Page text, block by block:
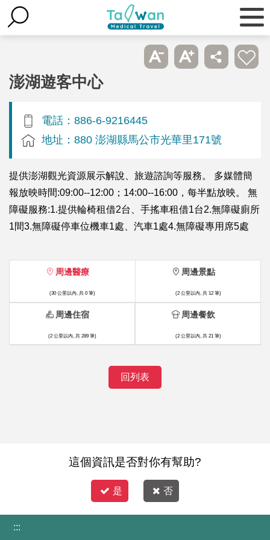
澎湖遊客中心
電話：886-6-9216445
地址：880 澎湖縣馬公市光華里171號
提供澎湖觀光資源展示解說、旅遊諮詢等服務。 多媒體簡
報放映時間:09:00--12:00；14:00--16:00，每半點放映。 無
障礙服務:1.提供輪椅租借2台、手搖車租借1台2.無障礙廁所
1間3.無障礙停車位機車1處、汽車1處4.無障礙專用席5處
周邊醫療
(30 公里以內, 共 0 筆)
周邊景點
(2 公里以內, 共 12 筆)
周邊住宿
(2 公里以內, 共 289 筆)
周邊餐飲
(2 公里以內, 共 21 筆)
回列表
這個資訊是否對你有幫助?
是 否
:::